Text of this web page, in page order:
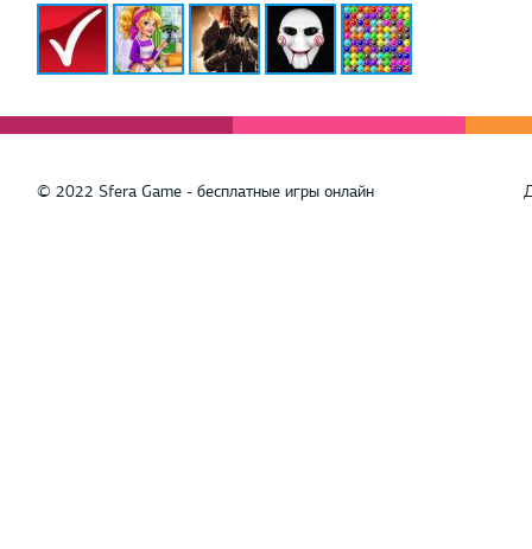
© 2022 Sfera Game - бесплатные игры онлайн